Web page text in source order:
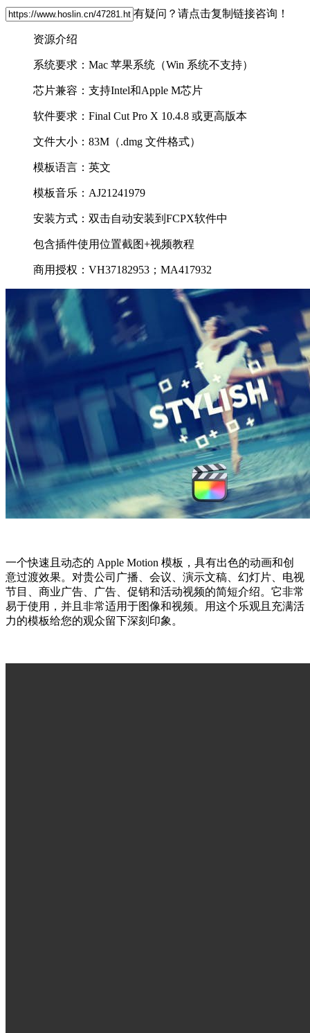
有疑问？请点击复制链接咨询！
资源介绍
系统要求：Mac 苹果系统（Win 系统不支持）
芯片兼容：支持Intel和Apple M芯片
软件要求：Final Cut Pro X 10.4.8 或更高版本
文件大小：83M（.dmg 文件格式）
模板语言：英文
模板音乐：AJ21241979
安装方式：双击自动安装到FCPX软件中
包含插件使用位置截图+视频教程
商用授权：VH37182953；MA417932
一个快速且动态的 Apple Motion 模板，具有出色的动画和创
意过渡效果。对贵公司广播、会议、演示文稿、幻灯片、电视
节目、商业广告、广告、促销和活动视频的简短介绍。它非常
易于使用，并且非常适用于图像和视频。用这个乐观且充满活
力的模板给您的观众留下深刻印象。